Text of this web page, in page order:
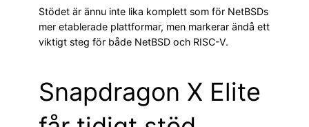
Stödet är ännu inte lika komplett som för NetBSDs
mer etablerade plattformar, men markerar ändå ett
viktigt steg för både NetBSD och RISC-V.
Snapdragon X Elite